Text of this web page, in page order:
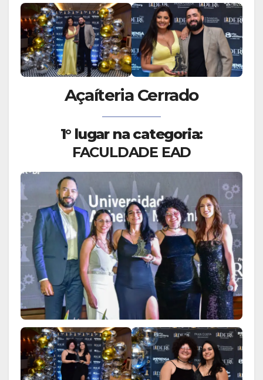
Açaíteria Cerrado
1° lugar na categoria:
FACULDADE EAD